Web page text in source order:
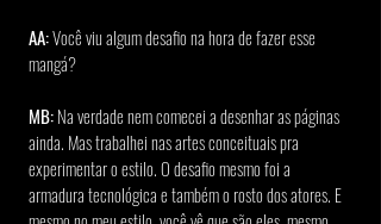
AA: Você viu algum desafio na hora de fazer esse
mangá?
MB: Na verdade nem comecei a desenhar as páginas
ainda. Mas trabalhei nas artes conceituais pra
experimentar o estilo. O desafio mesmo foi a
armadura tecnológica e também o rosto dos atores. E